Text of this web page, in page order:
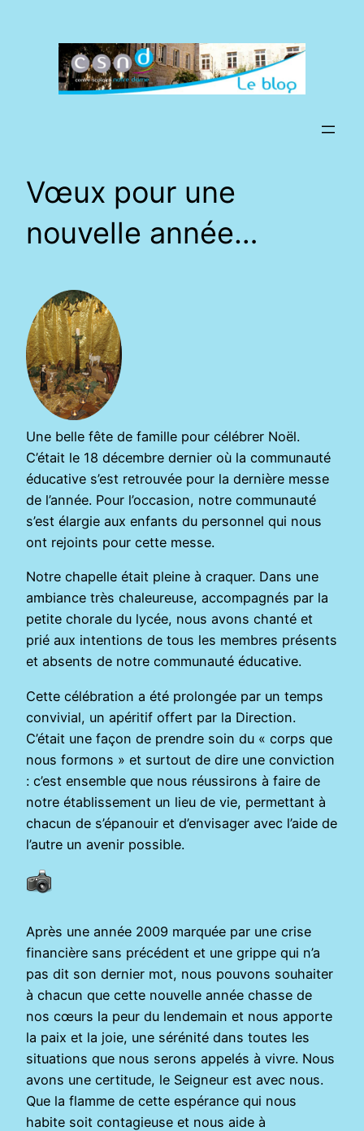
Vœux pour une
nouvelle année…
Une belle fête de famille pour célébrer Noël.
C’était le 18 décembre dernier où la communauté
éducative s’est retrouvée pour la dernière messe
de l’année. Pour l’occasion, notre communauté
s’est élargie aux enfants du personnel qui nous
ont rejoints pour cette messe.
Notre chapelle était pleine à craquer. Dans une
ambiance très chaleureuse, accompagnés par la
petite chorale du lycée, nous avons chanté et
prié aux intentions de tous les membres présents
et absents de notre communauté éducative.
Cette célébration a été prolongée par un temps
convivial, un apéritif offert par la Direction.
C’était une façon de prendre soin du « corps que
nous formons » et surtout de dire une conviction
: c’est ensemble que nous réussirons à faire de
notre établissement un lieu de vie, permettant à
chacun de s’épanouir et d’envisager avec l’aide de
l’autre un avenir possible.
Après une année 2009 marquée par une crise
financière sans précédent et une grippe qui n’a
pas dit son dernier mot, nous pouvons souhaiter
à chacun que cette nouvelle année chasse de
nos cœurs la peur du lendemain et nous apporte
la paix et la joie, une sérénité dans toutes les
situations que nous serons appelés à vivre. Nous
avons une certitude, le Seigneur est avec nous.
Que la flamme de cette espérance qui nous
habite soit contagieuse et nous aide à